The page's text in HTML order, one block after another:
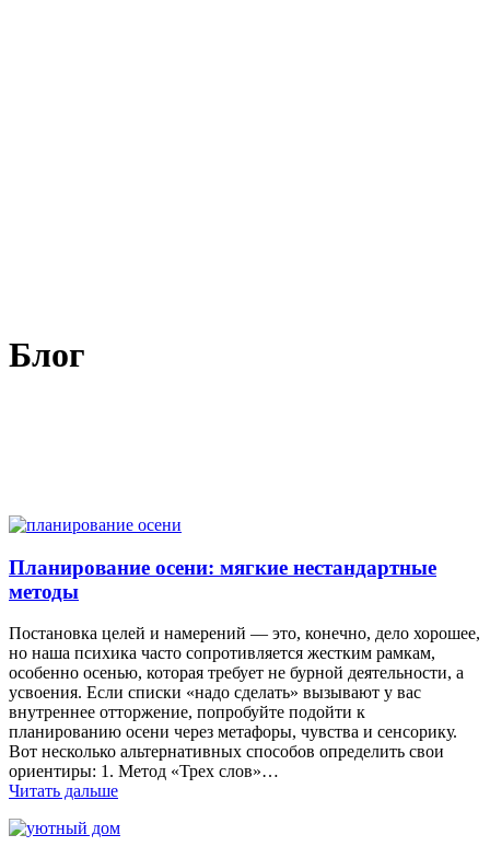
Блог
Планирование осени: мягкие нестандартные
методы
Постановка целей и намерений — это, конечно, дело хорошее,
но наша психика часто сопротивляется жестким рамкам,
особенно осенью, которая требует не бурной деятельности, а
усвоения. Если списки «надо сделать» вызывают у вас
внутреннее отторжение, попробуйте подойти к
планированию осени через метафоры, чувства и сенсорику.
Вот несколько альтернативных способов определить свои
ориентиры: 1. Метод «Трех слов»…
Читать дальше